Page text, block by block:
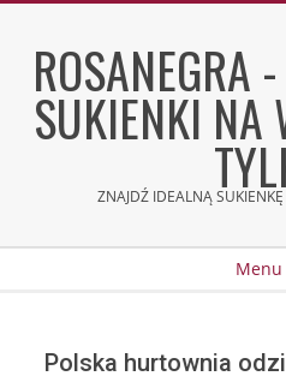
contentROSANEGRA
SUKIENKI NA
ZNAJDŹ IDEALNĄ
Menu
Polska hurtownia